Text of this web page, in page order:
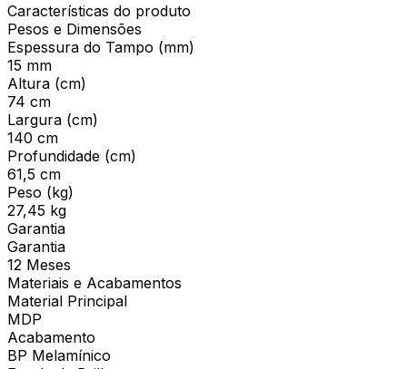
Características do produto
Pesos e Dimensões
Espessura do Tampo (mm)
15 mm
Altura (cm)
74 cm
Largura (cm)
140 cm
Profundidade (cm)
61,5 cm
Peso (kg)
27,45 kg
Garantia
Garantia
12 Meses
Materiais e Acabamentos
Material Principal
MDP
Acabamento
BP Melamínico